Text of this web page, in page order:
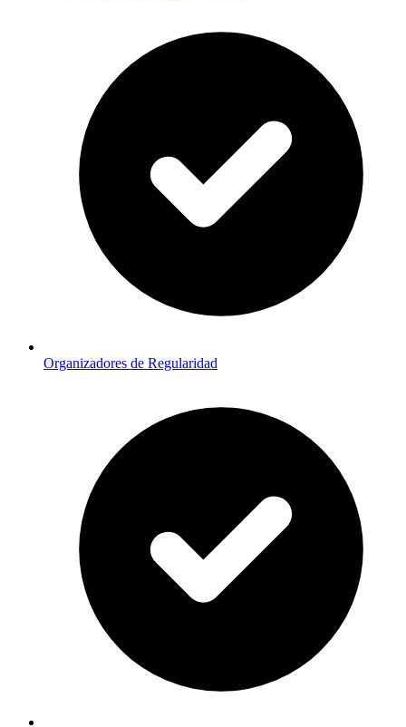
Organizadores de Regularidad